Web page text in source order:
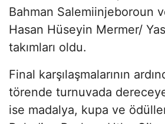
Bahman Salemiinjeboroun
Hasan Hüseyin Mermer/
takımları oldu.
Final karşılaşmalarının
törende turnuvada
ise madalya, kupa ve